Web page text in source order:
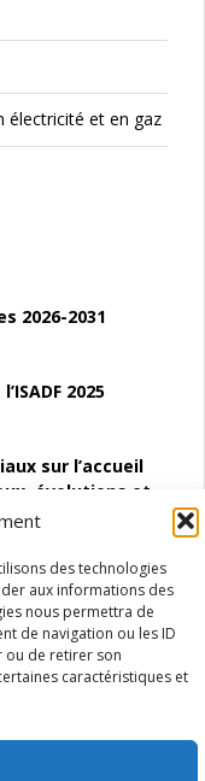
des technologies
aux informations des
nous permettra de
de navigation ou les ID
ou de retirer son
caractéristiques et
électricité et en gaz
2026-2031
2025
sur l’accueil
évolutions et
(SAACE)